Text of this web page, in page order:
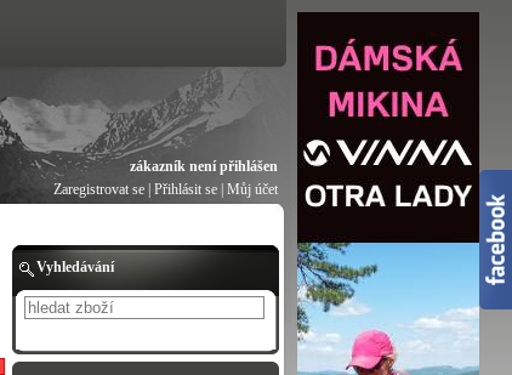
zákazník není přihlášen
Zaregistrovat se| Přihlásit se| Můj účet
Vyhledávání